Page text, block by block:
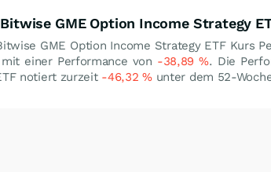
GME Option Income Strategy
GME Option Income Strategy ETF Kurs
einer Performance von -38,89%. Die
notiert zurzeit -46,32%unter dem 52-